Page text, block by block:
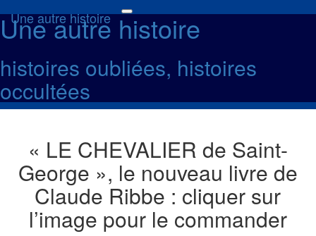
Toggle
navigation
Une autre histoire
Une autre histoire
histoires oubliées, histoires
occultées
« LE CHEVALIER de Saint-
George », le nouveau livre de
Claude Ribbe : cliquer sur
l’image pour le commander